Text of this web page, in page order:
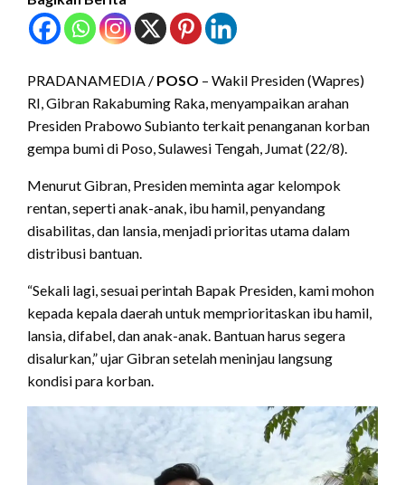
PRADANAMEDIA / POSO – Wakil Presiden (Wapres)
RI, Gibran Rakabuming Raka, menyampaikan arahan
Presiden Prabowo Subianto terkait penanganan korban
gempa bumi di Poso, Sulawesi Tengah, Jumat (22/8).
Menurut Gibran, Presiden meminta agar kelompok
rentan, seperti anak-anak, ibu hamil, penyandang
disabilitas, dan lansia, menjadi prioritas utama dalam
distribusi bantuan.
“Sekali lagi, sesuai perintah Bapak Presiden, kami mohon
kepada kepala daerah untuk memprioritaskan ibu hamil,
lansia, difabel, dan anak-anak. Bantuan harus segera
disalurkan,” ujar Gibran setelah meninjau langsung
kondisi para korban.